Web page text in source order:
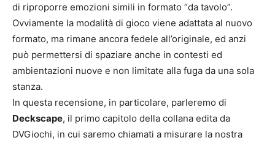
di riproporre emozioni simili in formato “da tavolo”.
Ovviamente la modalità di gioco viene adattata al nuovo
formato, ma rimane ancora fedele all’originale, ed anzi
può permettersi di spaziare anche in contesti ed
ambientazioni nuove e non limitate alla fuga da una sola
stanza.
In questa recensione, in particolare, parleremo di
Deckscape, il primo capitolo della collana edita da
DVGiochi, in cui saremo chiamati a misurare la nostra